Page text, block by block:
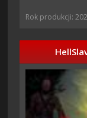
Rok produkcji: